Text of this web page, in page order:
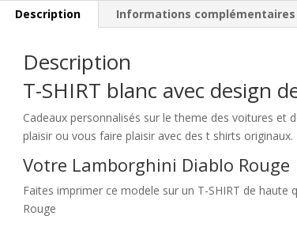
Description Informations complémentaires
Description
T-SHIRT blanc avec design
Cadeaux personnalisés sur le theme des voitures et
plaisir ou vous faire plaisir avec des t shirts originaux.
Votre Lamborghini Diablo Rouge
Faites imprimer ce modele sur un T-SHIRT de
Rouge